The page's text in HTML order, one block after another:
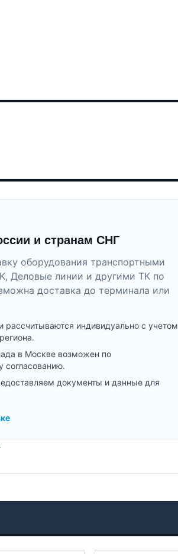
и странам СНГ
оборудования транспортными
Деловые линии и другими ТК по
доставка до терминала или
рассчитываются индивидуально с учетом
в Москве возможен по
согласованию.
документы и данные для